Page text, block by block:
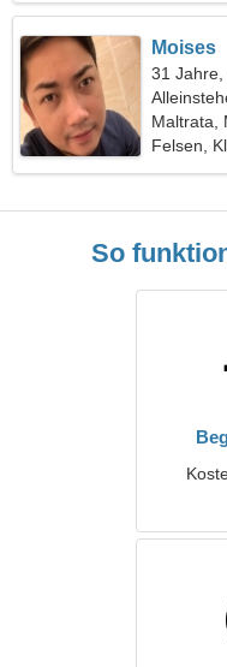
Moises
31
Maltrata,
Felsen,
So